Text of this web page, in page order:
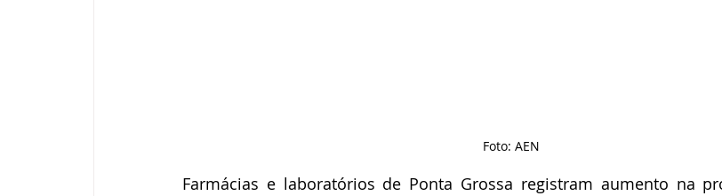
Foto: AEN
Farmácias e laboratórios de Ponta Grossa registram aumento na